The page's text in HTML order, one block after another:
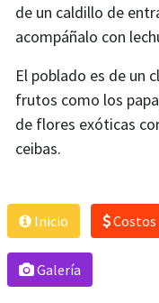
de un caldillo de
acompáñalo con
El poblado es de un
frutos como los
de flores exóticas
ceibas.
Inicio Costos
Galería